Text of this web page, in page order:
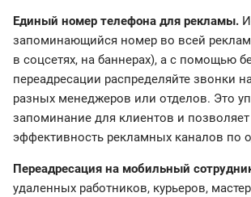
Единый номер телефона для рекламы.
запоминающийся номер во всей
в соцсетях, на баннерах), а с помощью
переадресации распределяйте звонки
разных менеджеров или отделов. Это
запоминание для клиентов и
эффективность рекламных каналов по
Переадресация на мобильный
удаленных работников, курьеров,